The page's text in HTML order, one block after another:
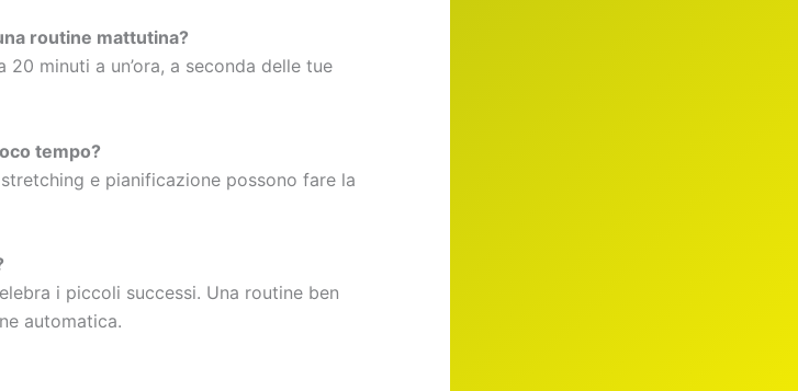
routine mattutina?
minuti a un’ora, a seconda delle tue
tempo?
e pianificazione possono fare la
i piccoli successi. Una routine ben
automatica.